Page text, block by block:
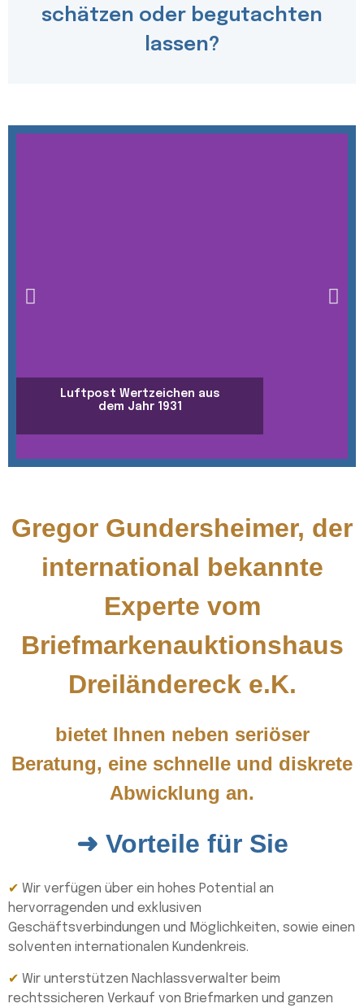
schätzen oder begutachten
lassen?
Luftpost Wertzeichen aus
dem Jahr 1931
Gregor Gundersheimer, der
international bekannte
Experte vom
Briefmarkenauktionshaus
Dreiländereck e.K.
bietet Ihnen neben seriöser
Beratung, eine schnelle und diskrete
Abwicklung an.
➜ Vorteile für Sie
✔ Wir verfügen über ein hohes Potential an
hervorragenden und exklusiven
Geschäftsverbindungen und Möglichkeiten, sowie einen
solventen internationalen Kundenkreis.
✔ Wir unterstützen Nachlassverwalter beim
rechtssicheren Verkauf von Briefmarken und ganzen